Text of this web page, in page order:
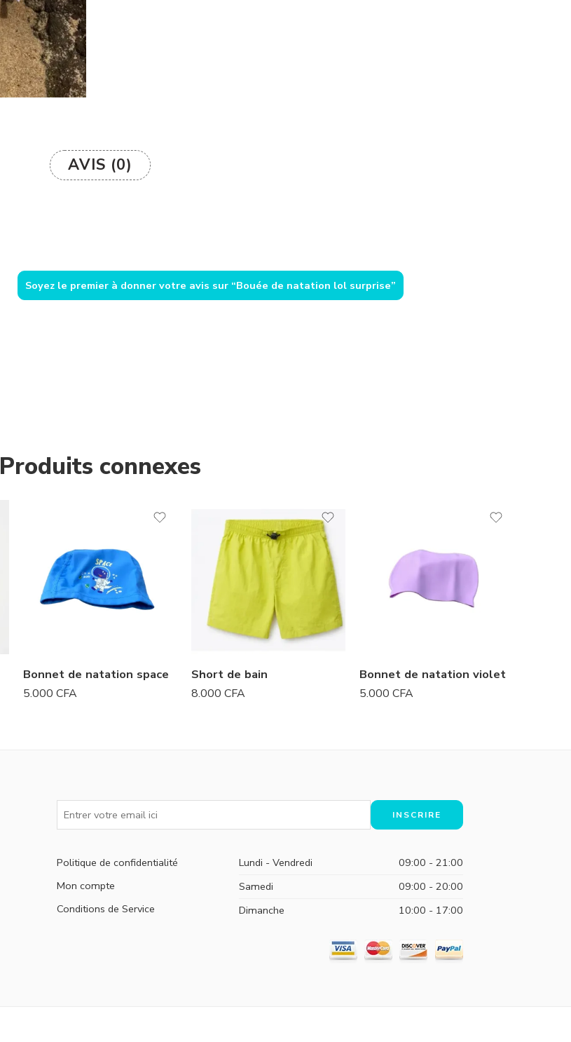
AVIS (0)
Soyez le premier à donner votre avis sur “Bouée de natation lol surprise”
Produits connexes
Bonnet de natation space
5.000 CFA
Short de bain
8.000 CFA
Bonnet de natation violet
5.000 CFA
Politique de confidentialité
Mon compte
Conditions de Service
Lundi - Vendredi
09:00 - 21:00
Samedi
09:00 - 20:00
Dimanche
10:00 - 17:00